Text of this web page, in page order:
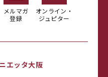
メルマガ
登録
オンライン・
ジュピター
エッタ大阪